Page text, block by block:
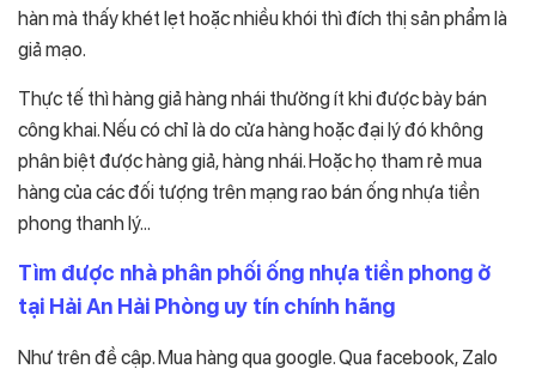
hàn mà thấy khét lẹt hoặc nhiều khói thì đích thị sản phẩm là
giả mạo.
Thực tế thì hàng giả hàng nhái thường ít khi được bày bán
công khai. Nếu có chỉ là do cửa hàng hoặc đại lý đó không
phân biệt được hàng giả, hàng nhái. Hoặc họ tham rẻ mua
hàng của các đối tượng trên mạng rao bán ống nhựa tiền
phong thanh lý…
Tìm được nhà phân phối ống nhựa tiền phong ở
tại Hải An Hải Phòng uy tín chính hãng
Như trên đề cập. Mua hàng qua google. Qua facebook, Zalo